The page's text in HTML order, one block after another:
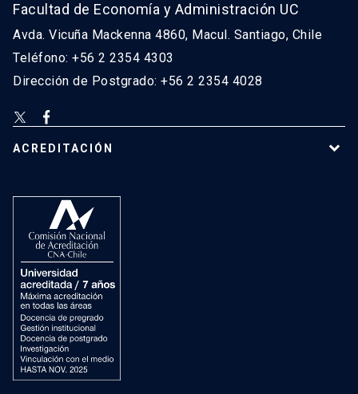
Facultad de Economía y Administración UC
Avda. Vicuña Mackenna 4860, Macul. Santiago, Chile
Teléfono: +56 2 2354 4303
Dirección de Postgrado: +56 2 2354 4028
ACREDITACIÓN